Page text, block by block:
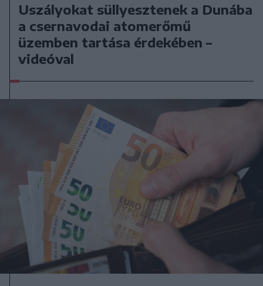
Uszályokat süllyesztenek a Dunába
a csernavodai atomerőmű
üzemben tartása érdekében –
videóval